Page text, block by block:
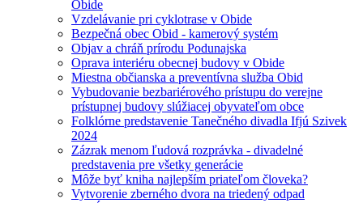
Obide
Vzdelávanie pri cyklotrase v Obide
Bezpečná obec Obid - kamerový systém
Objav a chráň prírodu Podunajska
Oprava interiéru obecnej budovy v Obide
Miestna občianska a preventívna služba Obid
Vybudovanie bezbariérového prístupu do verejne
prístupnej budovy slúžiacej obyvateľom obce
Folklórne predstavenie Tanečného divadla Ifjú Szivek
2024
Zázrak menom ľudová rozprávka - divadelné
predstavenia pre všetky generácie
Môže byť kniha najlepším priateľom človeka?
Vytvorenie zberného dvora na triedený odpad